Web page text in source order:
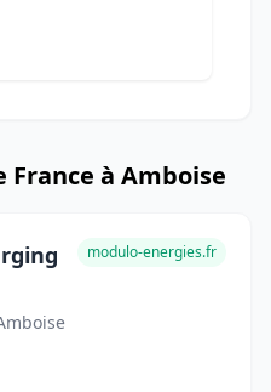
France à Amboise
modulo-energies.fr